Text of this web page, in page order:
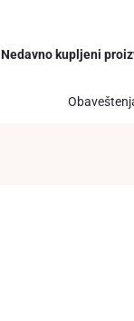
Nedavno kupljeni